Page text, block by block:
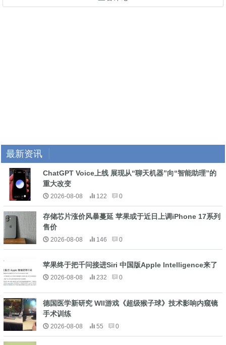
最新资讯
ChatGPT Voice上线 展现从“聊天机器”向“智能助理”的
重大改变
2026-08-08 122 0
存储芯片涨价风暴蔓延 苹果或于近日上调iPhone 17系列
售价
2026-08-08 146 0
苹果终于把千问接进Siri 中国版Apple Intelligence来了
2026-08-08 232 0
德国医学新研究 WII游戏《超级猴子球》技术影响内窥镜
手术训练
2026-08-08 55 0